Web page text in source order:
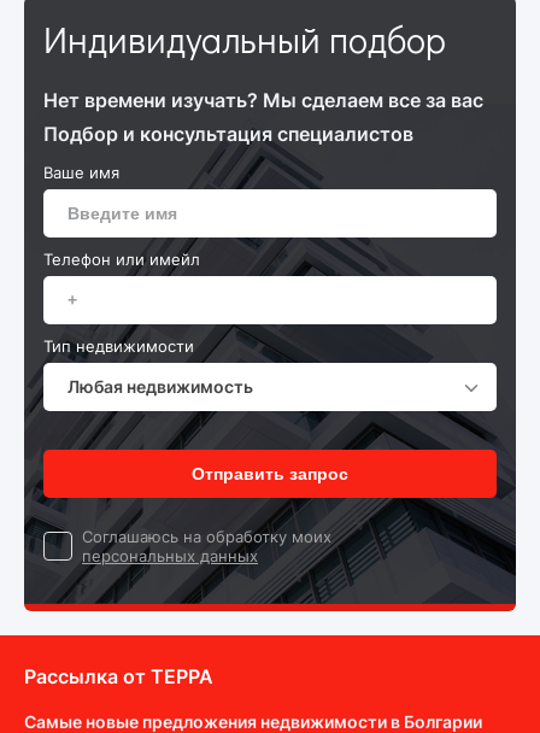
Индивидуальный подбор
Нет времени изучать? Мы сделаем все за вас
Подбор и консультация специалистов
Ваше имя
Телефон или имейл
Тип недвижимости
Любая недвижимость
Отправить запрос
Cоглашаюсь на обработку моих
персональных данных
Рассылка от ТEPPA
Самые новые предложения недвижимости в Болгарии